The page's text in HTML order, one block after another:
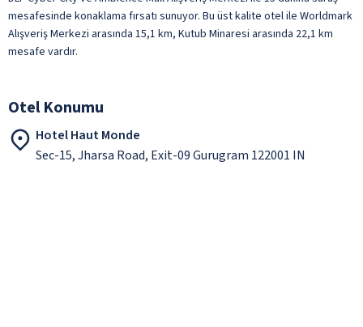
mesafesinde konaklama fırsatı sunuyor. Bu üst kalite otel ile Worldmark
Alışveriş Merkezi arasında 15,1 km, Kutub Minaresi arasında 22,1 km
mesafe vardır.
Otel Konumu
Hotel Haut Monde
Sec-15, Jharsa Road, Exit-09 Gurugram 122001 IN